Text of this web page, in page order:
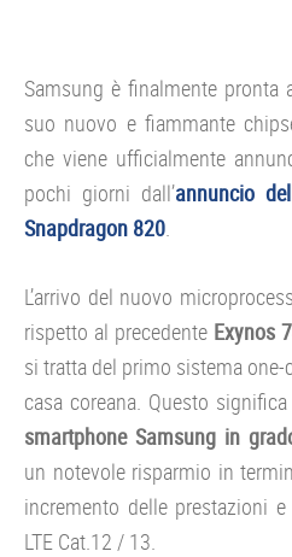
Samsung è finalmente
suo nuovo e fiammante
che viene ufficialmente
pochi giorni dall’annuncio
Snapdragon 820.
L’arrivo del nuovo
rispetto al precedente Exynos
si tratta del primo sistema
casa coreana. Questo
smartphone Samsung in
un notevole risparmio in
incremento delle prestazioni
LTE Cat.12 / 13.